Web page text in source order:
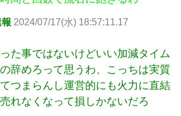
2024/07/17(水) 18:57:11.17
た事ではないけどいい加減タイム
辞めろって思うわ、こっちは実質
つまらんし運営的にも火力に直結
れなくなって損しかないだろ